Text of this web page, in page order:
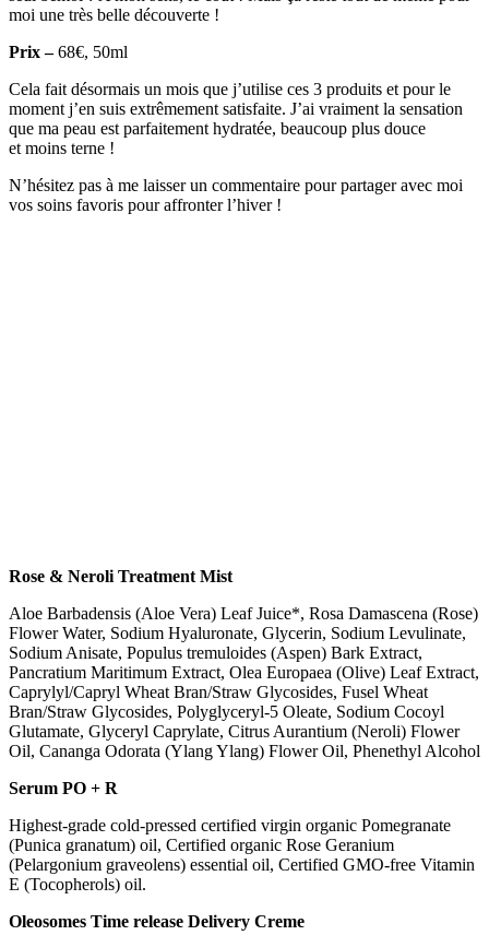
moi une très belle découverte !
Prix –68€, 50ml
Cela fait désormais un mois que j’utilise ces 3 produits et pour le
moment j’en suis extrêmement satisfaite. J’ai vraiment la sensation
que ma peau est parfaitement hydratée, beaucoup plus douce
et moins terne !
N’hésitez pas à me laisser un commentaire pour partager avec moi
vos soins favoris pour affronter l’hiver !
Rose & Neroli Treatment Mist
Aloe Barbadensis (Aloe Vera) Leaf Juice*, Rosa Damascena (Rose)
Flower Water, Sodium Hyaluronate, Glycerin, Sodium Levulinate,
Sodium Anisate, Populus tremuloides (Aspen) Bark Extract,
Pancratium Maritimum Extract, Olea Europaea (Olive) Leaf Extract,
Caprylyl/Capryl Wheat Bran/Straw Glycosides, Fusel Wheat
Bran/Straw Glycosides, Polyglyceryl-5 Oleate, Sodium Cocoyl
Glutamate, Glyceryl Caprylate, Citrus Aurantium (Neroli) Flower
Oil, Cananga Odorata (Ylang Ylang) Flower Oil, Phenethyl Alcohol
Serum PO + R
Highest-grade cold-pressed certified virgin organic Pomegranate
(Punica granatum) oil, Certified organic Rose Geranium
(Pelargonium graveolens) essential oil, Certified GMO-free Vitamin
E (Tocopherols) oil.
Oleosomes Time release Delivery Creme